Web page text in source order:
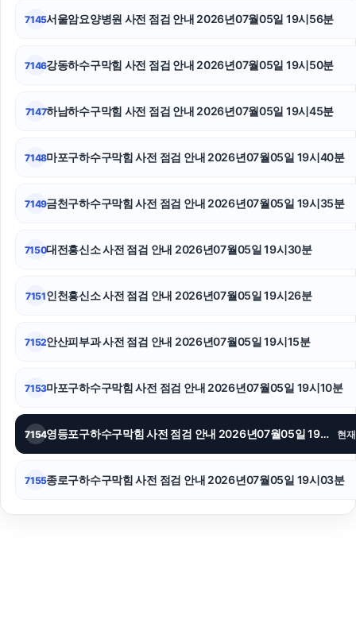
이혼변호사
수원성범죄변호사
인스타그램 좋아요 구매
수원형사변호사
7145서울암요양병원 사전 점검 안내 2026년07월05일 19시56분
7146강동하수구막힘 사전 점검 안내 2026년07월05일 19시50분
7147하남하수구막힘 사전 점검 안내 2026년07월05일 19시45분
7148마포구하수구막힘 사전 점검 안내 2026년07월05일 19시40분
7149금천구하수구막힘 사전 점검 안내 2026년07월05일 19시35분
7150대전흥신소 사전 점검 안내 2026년07월05일 19시30분
7151인천흥신소 사전 점검 안내 2026년07월05일 19시26분
7152안산피부과 사전 점검 안내 2026년07월05일 19시15분
7153마포구하수구막힘 사전 점검 안내 2026년07월05일 19시10분
7154 영등포구하수구막힘 사전 점검 안내 2026년07월05일 19시05분 현
7155종로구하수구막힘 사전 점검 안내 2026년07월05일 19시03분